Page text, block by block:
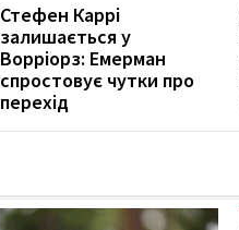
Стефен Каррі
залишається у
Ворріорз: Емерман
спростовує чутки про
перехід